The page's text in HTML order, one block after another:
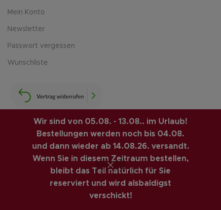
Wir sind von 05.08. - 13.08.. im Urlaub!
Bestellungen werden noch bis 04.08.
und dann wieder ab 14.08.26. versandt.
Wenn Sie in diesem Zeitraum bestellen,
bleibt das Teil natürlich für Sie
reserviert und wird alsbaldigst
verschickt!
Mein Konto
Newsletter
Passwort vergessen
Wunschliste
LUIS-GUITAR-GARAGE.COM © 2026 | CREATED BY
COMPUTERMOBIL. PREMIUM E-COMMERCE SOLUTIONS.
VINTAGE GITARREN ONLINE SHOP
Vertrag widerrufen